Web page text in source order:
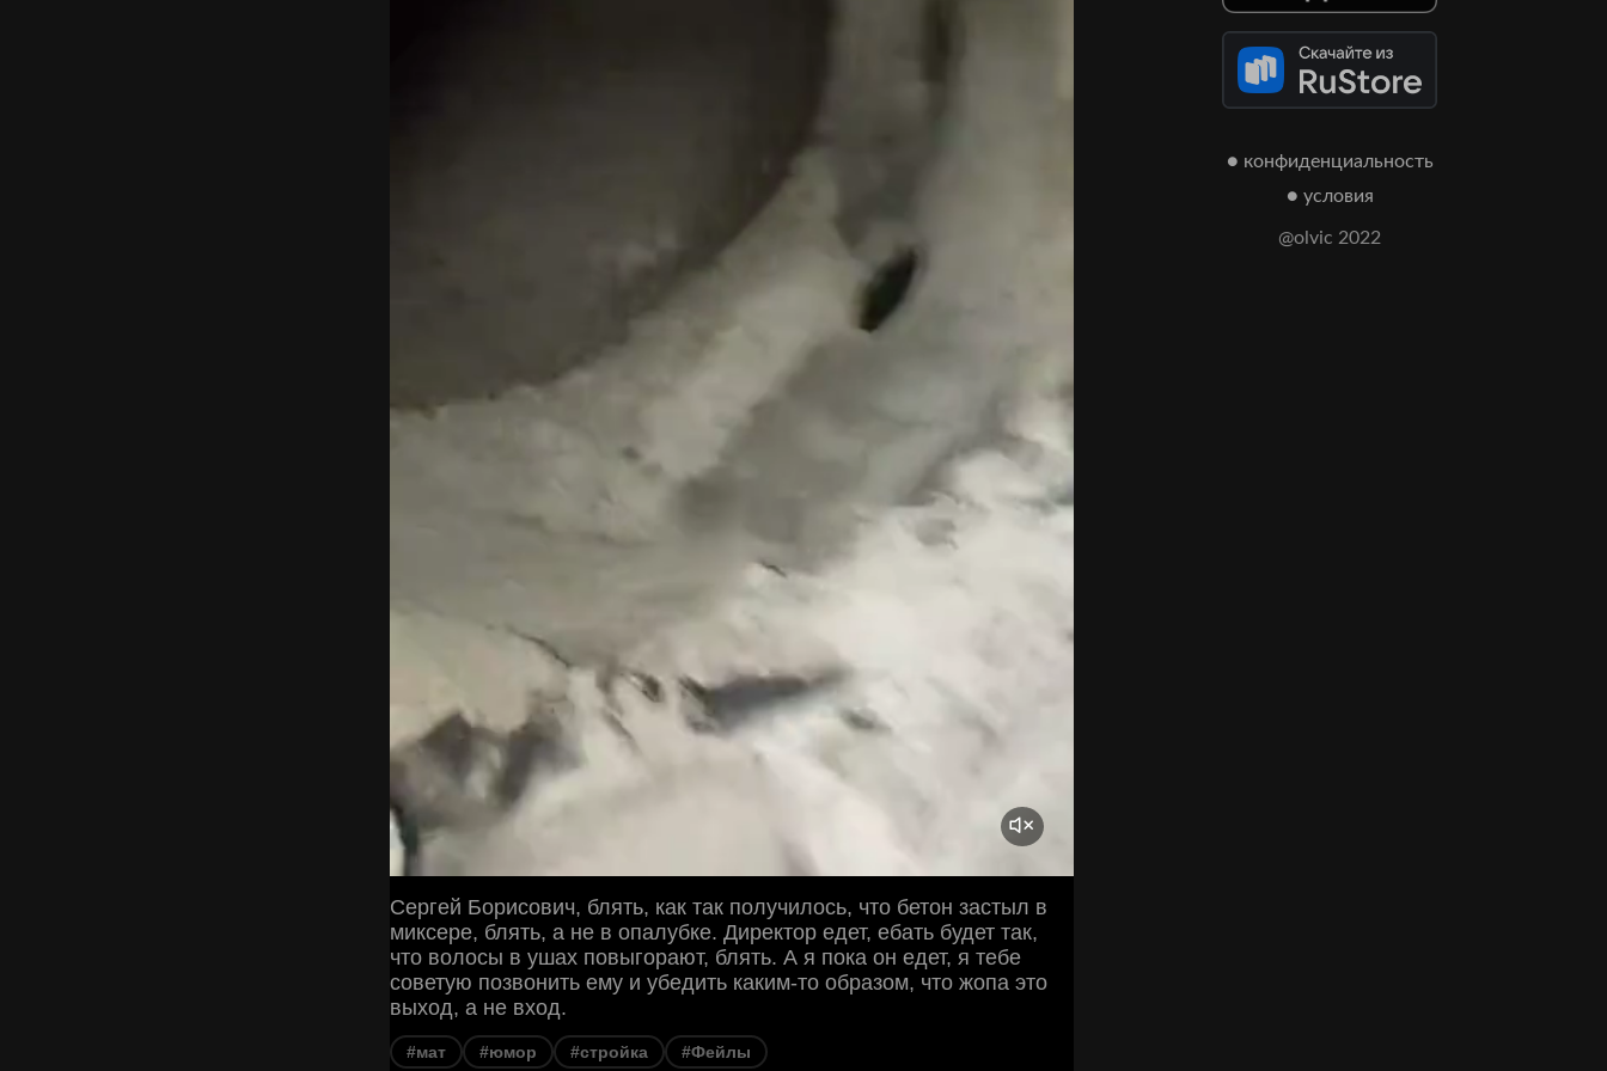
Сергей Борисович, блять, как так получилось, что бетон застыл в
миксере, блять, а не в опалубке. Директор едет, ебать будет так,
что волосы в ушах повыгорают, блять. А я пока он едет, я тебе
советую позвонить ему и убедить каким-то образом, что жопа это
выход, а не вход.
#мат #юмор #стройка #Фейлы
● конфиденциальность
● условия
@olvic 2022